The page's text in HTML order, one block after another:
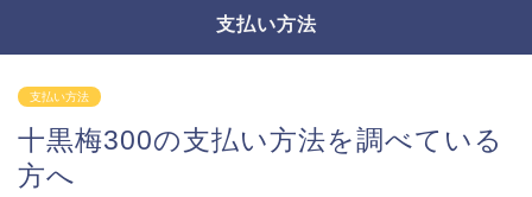
支払い方法
支払い方法
十黒梅300の支払い方法を調べている
方へ